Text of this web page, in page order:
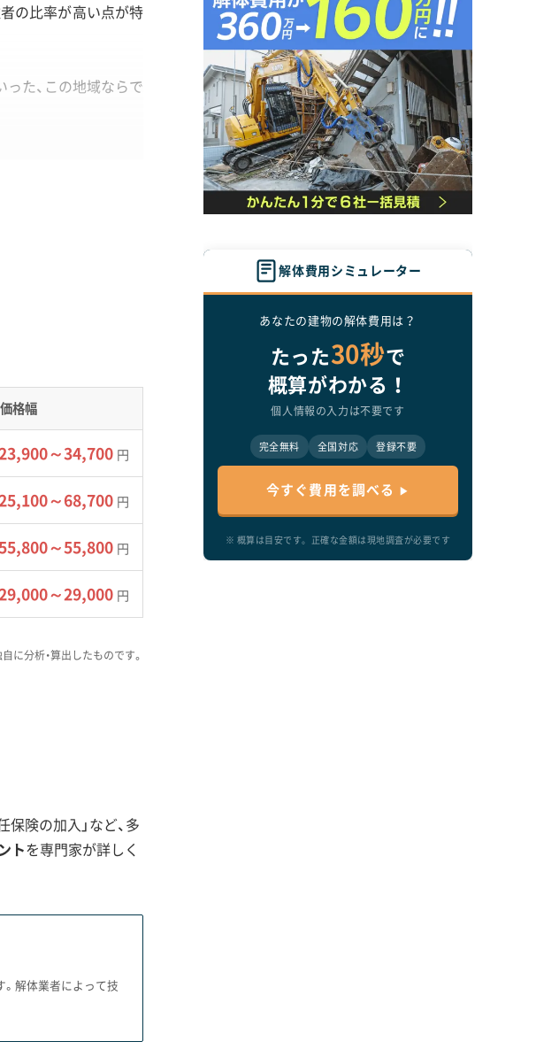
の比率が高い点が特
た、この地域ならで
れる特殊な火山灰土
対策も欠かせませ
点の周辺は、朝夕の
く鉄板の費用や、発
那加・蘇原地区で
照会に1〜3週間かか
が原因で、解体工
い制約があります。
価格幅
～34,700 円
～68,700 円
～55,800 円
～29,000 円
分析・算出したものです。
保険の加入」など、多
トを専門家が詳しく
。解体業者によって技
解体費用シミュレーター
あなたの建物の解体費用は？
たった30秒で
概算がわかる！
個人情報の入力は不要です
完全無料 全国対応 登録不要
今すぐ費用を調べる
※ 概算は目安です。正確な金額は現地調査が必要です